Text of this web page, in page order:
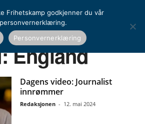
England
Dagens video: Journalist
innrømmer
Redaksjonen - 12. mai 2024
Frihetskamp godkjenner du vår
personvernerklæring.
Personvernerklæring